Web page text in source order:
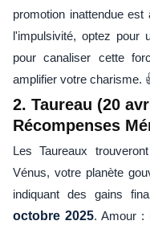
promotion inattendue
l'impulsivité, optez pour
pour canaliser cette
amplifier votre charisme.
2. Taureau (20
Récompenses
Les Taureaux
Vénus, votre planète
indiquant des gains
octobre 2025. Amour :